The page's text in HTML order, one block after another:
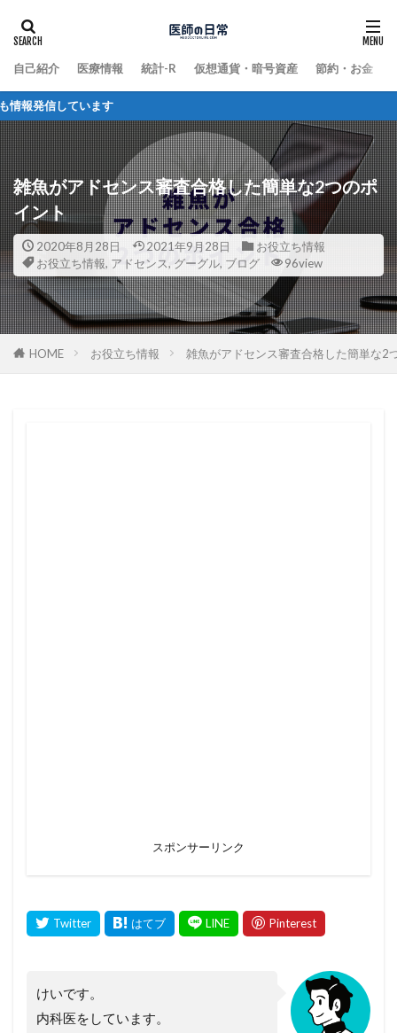
自己紹介 医療情報 統計-R 仮想通貨・暗号資産 節約・お金
ています
雑魚がアドセンス審査合格した簡単な2つのポ
イント
2020年8月28日 2021年9月28日
お役立ち情報
お役立ち情報, アドセンス, グーグル, ブログ 96view
HOME お役立ち情報 雑魚がアドセンス審査合格した簡単な2
スポンサーリンク
けいです。
内科医をしています。